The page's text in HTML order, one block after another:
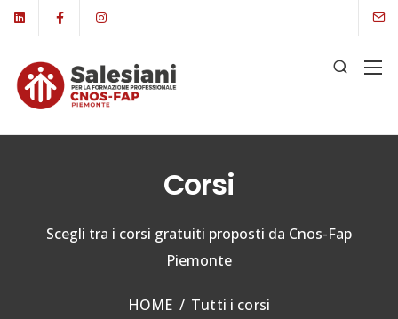
Corsi
Scegli tra i corsi gratuiti proposti da Cnos-Fap
Piemonte
HOME / Tutti i corsi